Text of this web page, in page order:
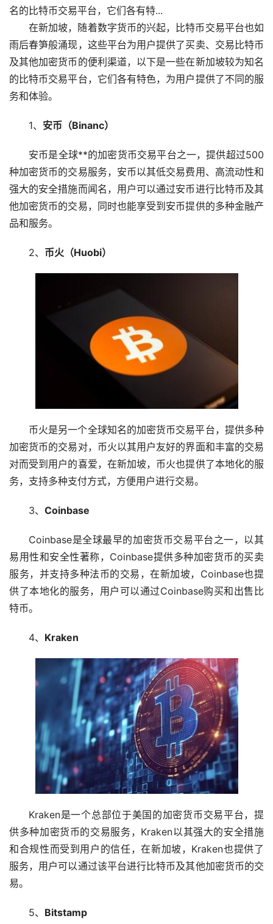
名的比特币交易平台，它们各有特...
在新加坡，随着数字货币的兴起，比特币交易平台也如
雨后春笋般涌现，这些平台为用户提供了买卖、交易比特币
及其他加密货币的便利渠道，以下是一些在新加坡较为知名
的比特币交易平台，它们各有特色，为用户提供了不同的服
务和体验。
1、 安币（Binanc）
安币是全球**的加密货币交易平台之一，提供超过500
种加密货币的交易服务，安币以其低交易费用、高流动性和
强大的安全措施而闻名，用户可以通过安币进行比特币及其
他加密货币的交易，同时也能享受到安币提供的多种金融产
品和服务。
2、 币火（Huobi）
币火是另一个全球知名的加密货币交易平台，提供多种
加密货币的交易对，币火以其用户友好的界面和丰富的交易
对而受到用户的喜爱，在新加坡，币火也提供了本地化的服
务，支持多种支付方式，方便用户进行交易。
3、 Coinbase
Coinbase是全球最早的加密货币交易平台之一，以其
易用性和安全性著称，Coinbase提供多种加密货币的买卖
服务，并支持多种法币的交易，在新加坡，Coinbase也提
供了本地化的服务，用户可以通过Coinbase购买和出售比
特币。
4、 Kraken
Kraken是一个总部位于美国的加密货币交易平台，提
供多种加密货币的交易服务，Kraken以其强大的安全措施
和合规性而受到用户的信任，在新加坡，Kraken也提供了
服务，用户可以通过该平台进行比特币及其他加密货币的交
易。
5、 Bitstamp